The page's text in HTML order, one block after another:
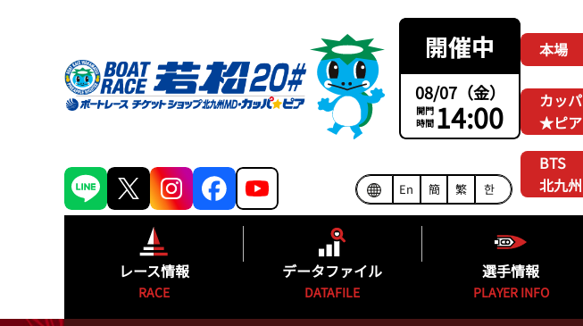
本場
カッパ
★ピア
BTS
北九
08/07（金）
開門
時間 14:00
En 簡 繁 한
レース情報
RACE
データファイル
DATAFILE
選手情報
PLAYER INFO